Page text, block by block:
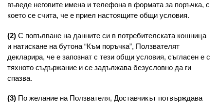
въведе неговите имена и телефона в формата за поръчка, с
което се счита, че е приел настоящите общи условия.
(2) С попълване на данните си в потребителската кошница
и натискане на бутона “Към поръчка”, Ползвателят
декларира, че е запознат с тези общи условия, съгласен е с
тяхното съдържание и се задължава безусловно да ги
спазва.
(3) По желание на Ползвателя, Доставчикът потвърждава